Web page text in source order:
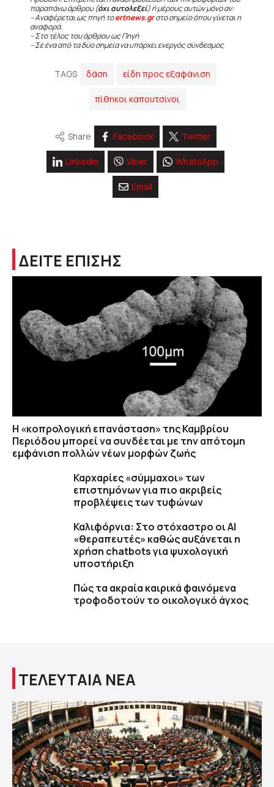
παραπάνω άρθρου (όχι αυτολεξεί) ή μέρους αυτών μόνο αν:
– Αναφέρεται ως πηγή τοertnews.grστο σημείο όπου γίνεται η
αναφορά.
– Στο τέλος του άρθρου ως Πηγή
– Σε ένα από τα δύο σημεία να υπάρχει ενεργός σύνδεσμος
TAGS δάση είδη προς εξαφάνιση
πίθηκοι καπουτσίνοι
Share Facebook Twitter
Linkedin Viber WhatsApp
Email
ΔΕΙΤΕ ΕΠΙΣΗΣ
Η «κοπρολογική επανάσταση» της Καμβρίου
Περιόδου μπορεί να συνδέεται με την απότομη
εμφάνιση πολλών νέων μορφών ζωής
Καρχαρίες «σύμμαχοι» των
επιστημόνων για πιο ακριβείς
προβλέψεις των τυφώνων
Καλιφόρνια: Στο στόχαστρο οι AI
«θεραπευτές» καθώς αυξάνεται η
χρήση chatbots για ψυχολογική
υποστήριξη
Πώς τα ακραία καιρικά φαινόμενα
τροφοδοτούν το οικολογικό άγχος
ΤΕΛΕΥΤΑΙΑ ΝΕΑ